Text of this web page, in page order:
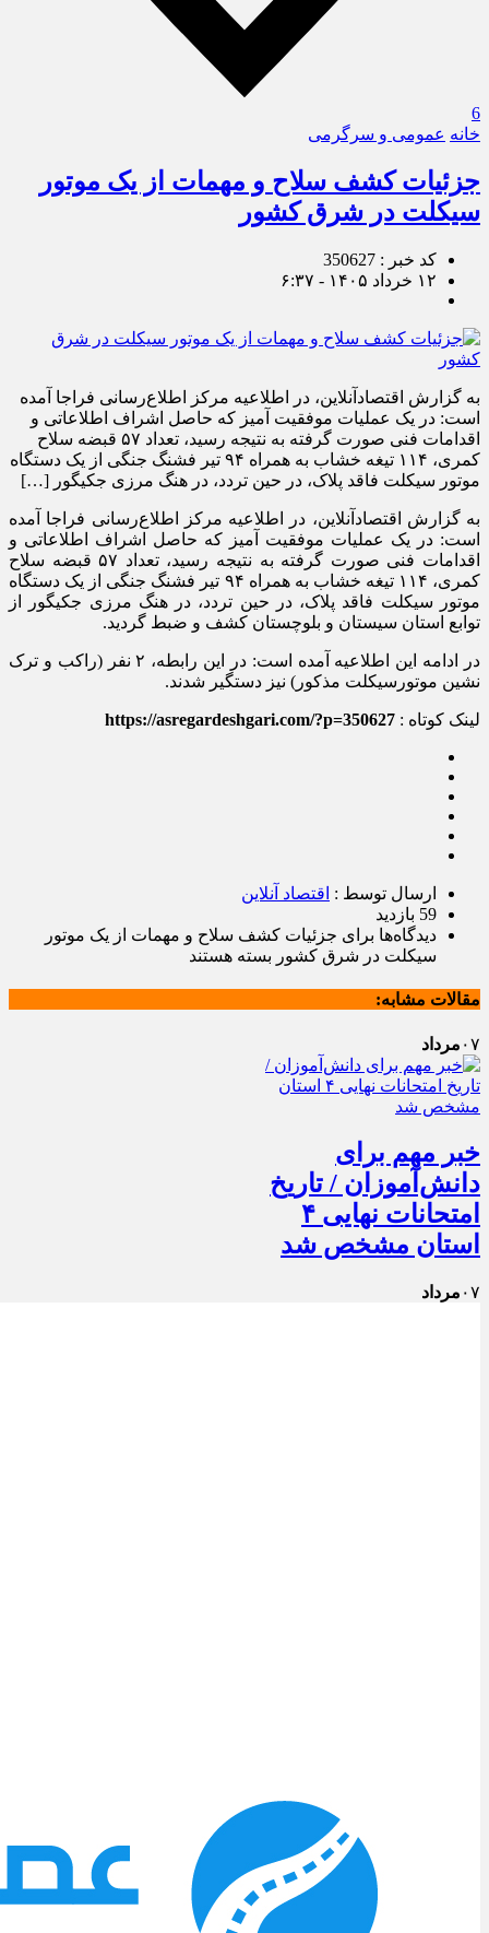
6
خانه عمومی و سرگرمی
جزئیات کشف سلاح و مهمات از یک موتور
سیکلت در شرق کشور
کد خبر : 350627
۱۲ خرداد ۱۴۰۵ - ۶:۳۷
به گزارش اقتصادآنلاین، در اطلاعیه مرکز اطلاع‌رسانی فراجا آمده
است: در یک عملیات موفقیت آمیز که حاصل اشراف اطلاعاتی و
اقدامات فنی صورت گرفته به نتیجه رسید، تعداد ۵۷ قبضه سلاح
کمری، ۱۱۴ تیغه خشاب به همراه ۹۴ تیر فشنگ جنگی از یک دستگاه
موتور سیکلت فاقد پلاک، در حین تردد، در هنگ مرزی جکیگور […]
به گزارش اقتصادآنلاین، در اطلاعیه مرکز اطلاع‌رسانی فراجا آمده
است: در یک عملیات موفقیت آمیز که حاصل اشراف اطلاعاتی و
اقدامات فنی صورت گرفته به نتیجه رسید، تعداد ۵۷ قبضه سلاح
کمری، ۱۱۴ تیغه خشاب به همراه ۹۴ تیر فشنگ جنگی از یک دستگاه
موتور سیکلت فاقد پلاک، در حین تردد، در هنگ مرزی جکیگور از
توابع استان سیستان و بلوچستان کشف و ضبط گردید.
در ادامه این اطلاعیه آمده است: در این رابطه، ۲ نفر (راکب و ترک
نشین موتورسیکلت مذکور) نیز دستگیر شدند.
لینک کوتاه : https://asregardeshgari.com/?p=350627
ارسال توسط : اقتصاد آنلاین
59 بازدید
دیدگاه‌ها برای جزئیات کشف سلاح و مهمات از یک موتور
سیکلت در شرق کشور بسته هستند
مقالات مشابه:
۰۷ مرداد
خبر مهم برای
دانش‌آموزان / تاریخ
امتحانات نهایی ۴
استان مشخص شد
۰۷ مرداد